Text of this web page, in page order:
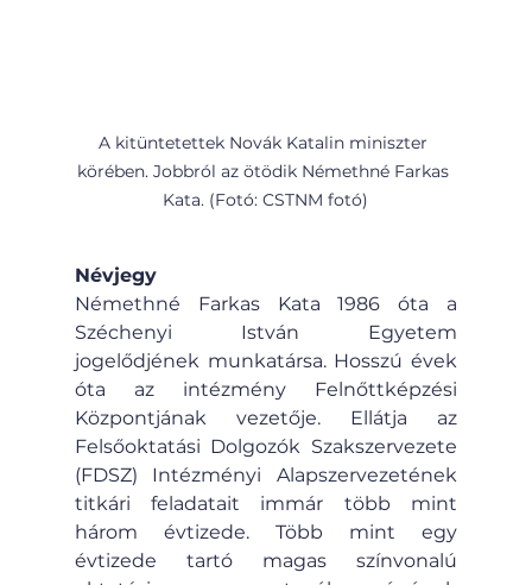
A kitüntetettek Novák Katalin miniszter
körében. Jobbról az ötödik Némethné Farkas
Kata. (Fotó: CSTNM fotó)
Névjegy
Némethné Farkas Kata 1986 óta a
Széchenyi István Egyetem
jogelődjének munkatársa. Hosszú évek
óta az intézmény Felnőttképzési
Központjának vezetője. Ellátja az
Felsőoktatási Dolgozók Szakszervezete
(FDSZ) Intézményi Alapszervezetének
titkári feladatait immár több mint
három évtizede. Több mint egy
évtizede tartó magas színvonalú